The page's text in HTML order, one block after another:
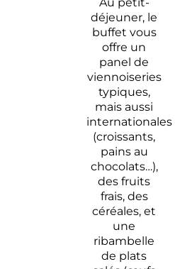
déjeuner, le
buffet vous
offre un
panel de
viennoiseries
typiques,
mais aussi
internationales
(croissants,
pains au
chocolats…),
des fruits
frais, des
céréales, et
une
ribambelle
de plats